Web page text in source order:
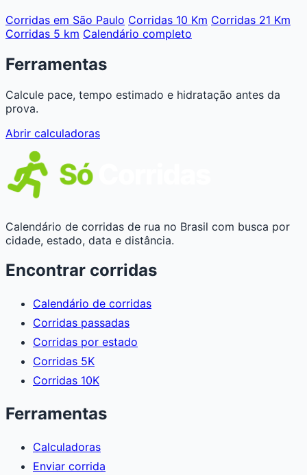
Corridas em São Paulo Corridas 10 Km Corridas 21 Km
Corridas 5 km Calendário completo
Ferramentas
Calcule pace, tempo estimado e hidratação antes da
prova.
Abrir calculadoras
Calendário de corridas de rua no Brasil com busca por
cidade, estado, data e distância.
Encontrar corridas
Calendário de corridas
Corridas passadas
Corridas por estado
Corridas 5K
Corridas 10K
Ferramentas
Calculadoras
Enviar corrida